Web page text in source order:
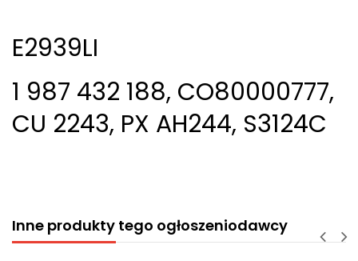
E2939LI
1 987 432 188, CO80000777,
CU 2243, PX AH244, S3124C
Inne produkty tego ogłoszeniodawcy